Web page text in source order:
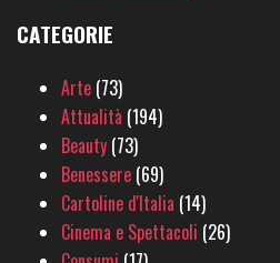
CATEGORIE
Arte (73)
Attualità (194)
Beauty (73)
Benessere (69)
Cartoline d'Italia (14)
Cinema e Spettacoli (26)